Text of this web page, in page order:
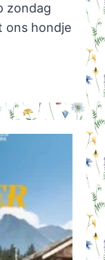
zondag
ons hondje